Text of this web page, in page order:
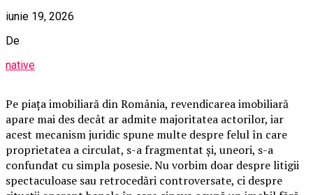
iunie 19, 2026
De
native
Pe piața imobiliară din România, revendicarea imobiliară
apare mai des decât ar admite majoritatea actorilor, iar
acest mecanism juridic spune multe despre felul în care
proprietatea a circulat, s-a fragmentat și, uneori, s-a
confundat cu simpla posesie. Nu vorbim doar despre litigii
spectaculoase sau retrocedări controversate, ci despre